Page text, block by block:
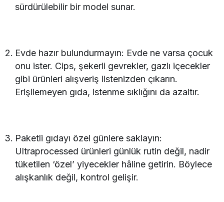
sürdürülebilir bir model sunar.
Evde hazır bulundurmayın: Evde ne varsa çocuk
onu ister. Cips, şekerli gevrekler, gazlı içecekler
gibi ürünleri alışveriş listenizden çıkarın.
Erişilemeyen gıda, istenme sıklığını da azaltır.
Paketli gıdayı özel günlere saklayın:
Ultraprocessed ürünleri günlük rutin değil, nadir
tüketilen ‘özel’ yiyecekler hâline getirin. Böylece
alışkanlık değil, kontrol gelişir.